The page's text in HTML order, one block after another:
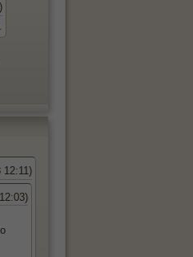
12:11)